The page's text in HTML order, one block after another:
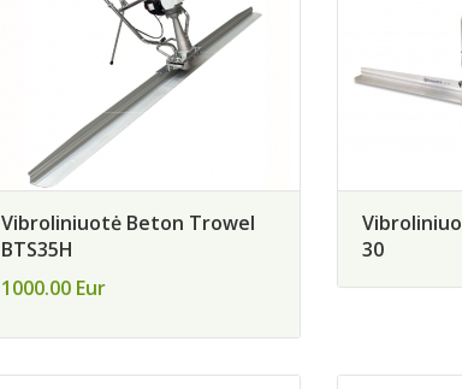
Vibroliniuotė Beton Trowel
BTS35H
1000.00 Eur
30